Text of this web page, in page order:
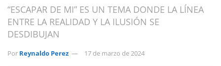
“ESCAPAR DE MI” ES UN TEMA DONDE LA LÍNEA
ENTRE LA REALIDAD Y LA ILUSIÓN SE
DESDIBUJAN
Por Reynaldo Perez 17 de marzo de 2024